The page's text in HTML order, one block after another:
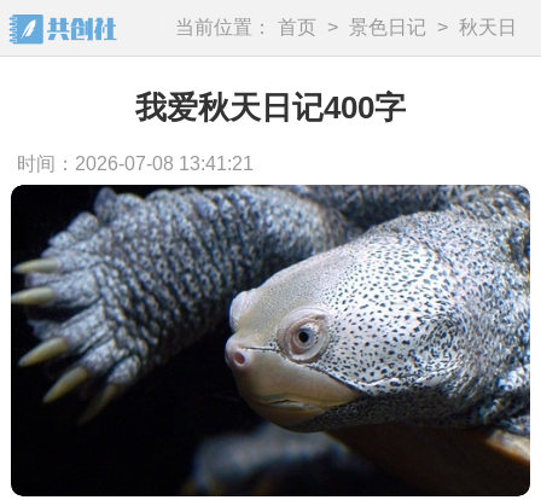
当前位置： 首页 > 景色日记 > 秋天日
记
我爱秋天日记400字
时间：2026-07-08 13:41:21